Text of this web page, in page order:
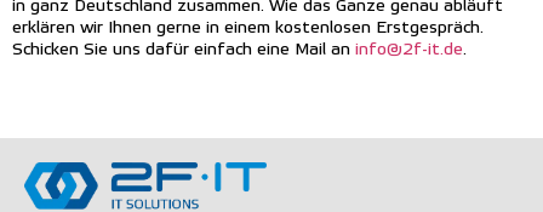
in ganz Deutschland zusammen. Wie das Ganze genau abläuft
erklären wir Ihnen gerne in einem kostenlosen Erstgespräch.
Schicken Sie uns dafür einfach eine Mail an info@2f-it.de.